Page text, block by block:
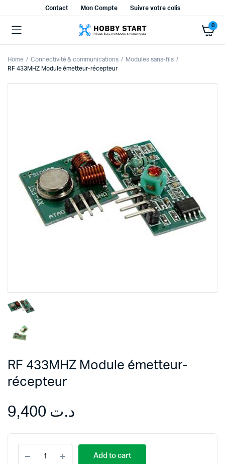
Contact Mon Compte Suivre votre colis
0
Home Connectivité & communications
Modules sans-fils
RF 433MHZ Module émetteur-récepteur
RF 433MHZ Module émetteur-
récepteur
د.ت
433MHZ
Add to cart